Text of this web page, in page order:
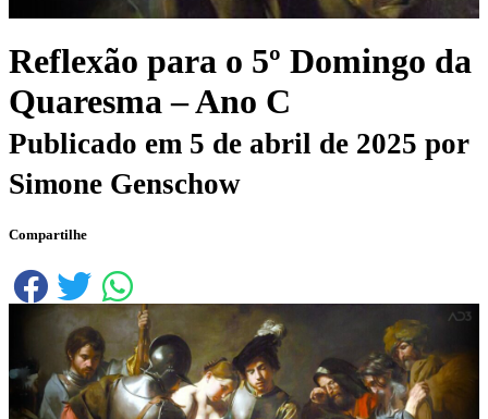
Reflexão para o 5º Domingo da
Quaresma – Ano C
Publicado em 5 de abril de 2025 por
Simone Genschow
Compartilhe